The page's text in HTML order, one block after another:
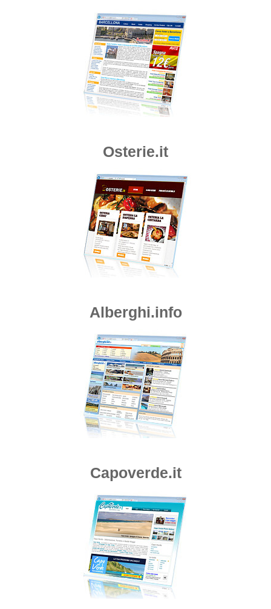
Osterie.it
Alberghi.info
Capoverde.it